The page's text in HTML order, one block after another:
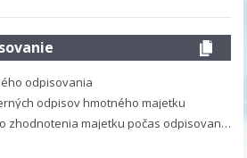
odpisovania
odpisov hmotného majetku
majetku počas odpisovania na výpočet odpisov